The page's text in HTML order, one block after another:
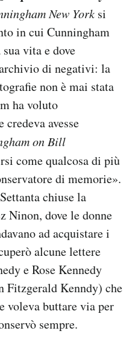
New York si
in cui Cunningham
vita e dove
di negativi: la
non è mai stata
ha voluto
credeva avesse
on Bill
come qualcosa di più
di memorie».
chiuse la
Ninon, dove le donne
ad acquistare i
alcune lettere
e Rose Kennedy
Fitzgerald Kenndy) che
voleva buttare via per
sempre.